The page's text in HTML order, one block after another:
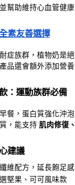
幫助維持心血管健
素友善選擇
症族群，植物奶是
品還會額外添加營
：運動族群必備
餐，蛋白質強化沖
，能支持 肌肉修復
建議
纖維配方，延長飽足感
選堅果、可可風味款